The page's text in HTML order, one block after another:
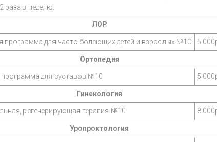
раза в неделю.
ЛОР
программа для часто болеющих детей и взрослых №10 5
Ортопедия
для суставов №10 5
Гинекология
регенерирующая терапия №10 8
Уропроктология